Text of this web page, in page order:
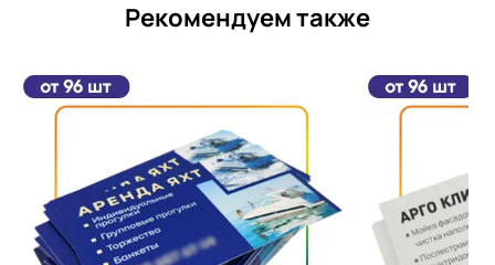
Рекомендуем также